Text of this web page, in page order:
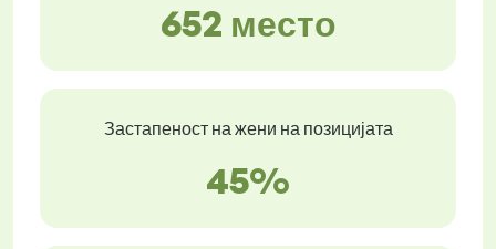
652 место
Застапеност на жени на позицијата
45%